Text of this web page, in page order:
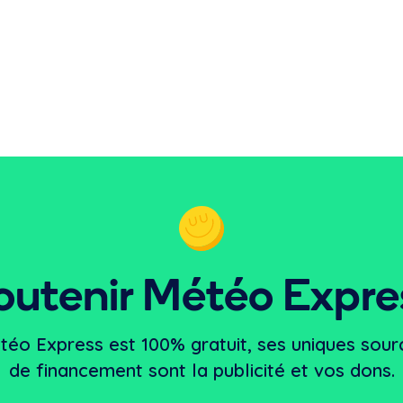
Météo
Express est 100% gratuit, ses uniques
de financement sont la publicité et vos dons.